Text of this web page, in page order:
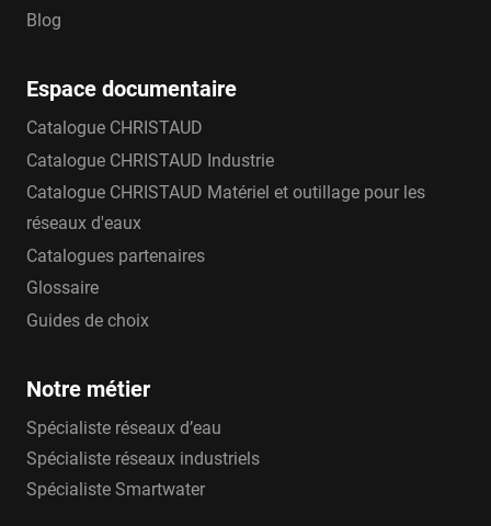
Blog
Espace documentaire
Catalogue CHRISTAUD
Catalogue CHRISTAUD Industrie
Catalogue CHRISTAUD Matériel et outillage pour les
réseaux d'eaux
Catalogues partenaires
Glossaire
Guides de choix
Notre métier
Spécialiste réseaux d’eau
Spécialiste réseaux industriels
Spécialiste Smartwater